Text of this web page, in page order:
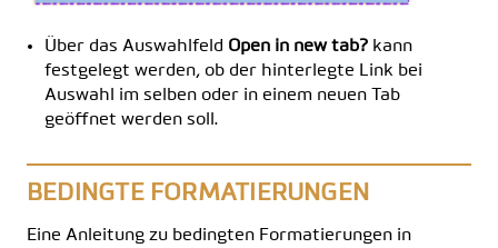
Über das Auswahlfeld Open in new tab? kann
festgelegt werden, ob der hinterlegte Link bei
Auswahl im selben oder in einem neuen Tab
geöffnet werden soll.
BEDINGTE FORMATIERUNGEN
Eine Anleitung zu bedingten Formatierungen in